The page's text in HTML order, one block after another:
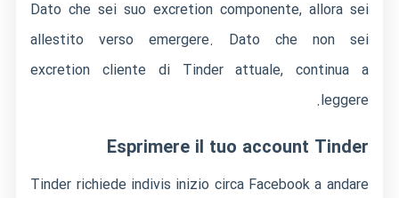
Dato che sei suo excretion componente, allora sei
allestito verso emergere. Dato che non sei
excretion cliente di Tinder attuale, continua a
leggere.
Esprimere il tuo account Tinder
Tinder richiede indivis inizio circa Facebook a andare